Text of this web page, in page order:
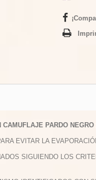
CAMUFLAJE PARDO NEGRO
EVITAR LA
SIGUIENDO LOS